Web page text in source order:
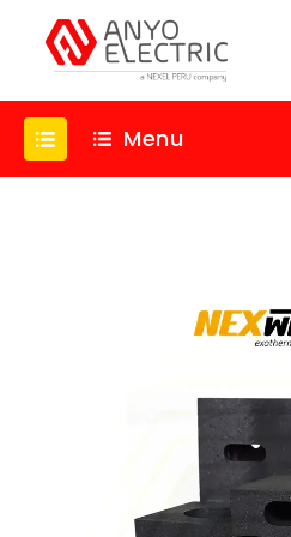
Menu